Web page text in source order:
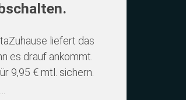
liefert das
es drauf ankommt.
9,95 € mtl. sichern.